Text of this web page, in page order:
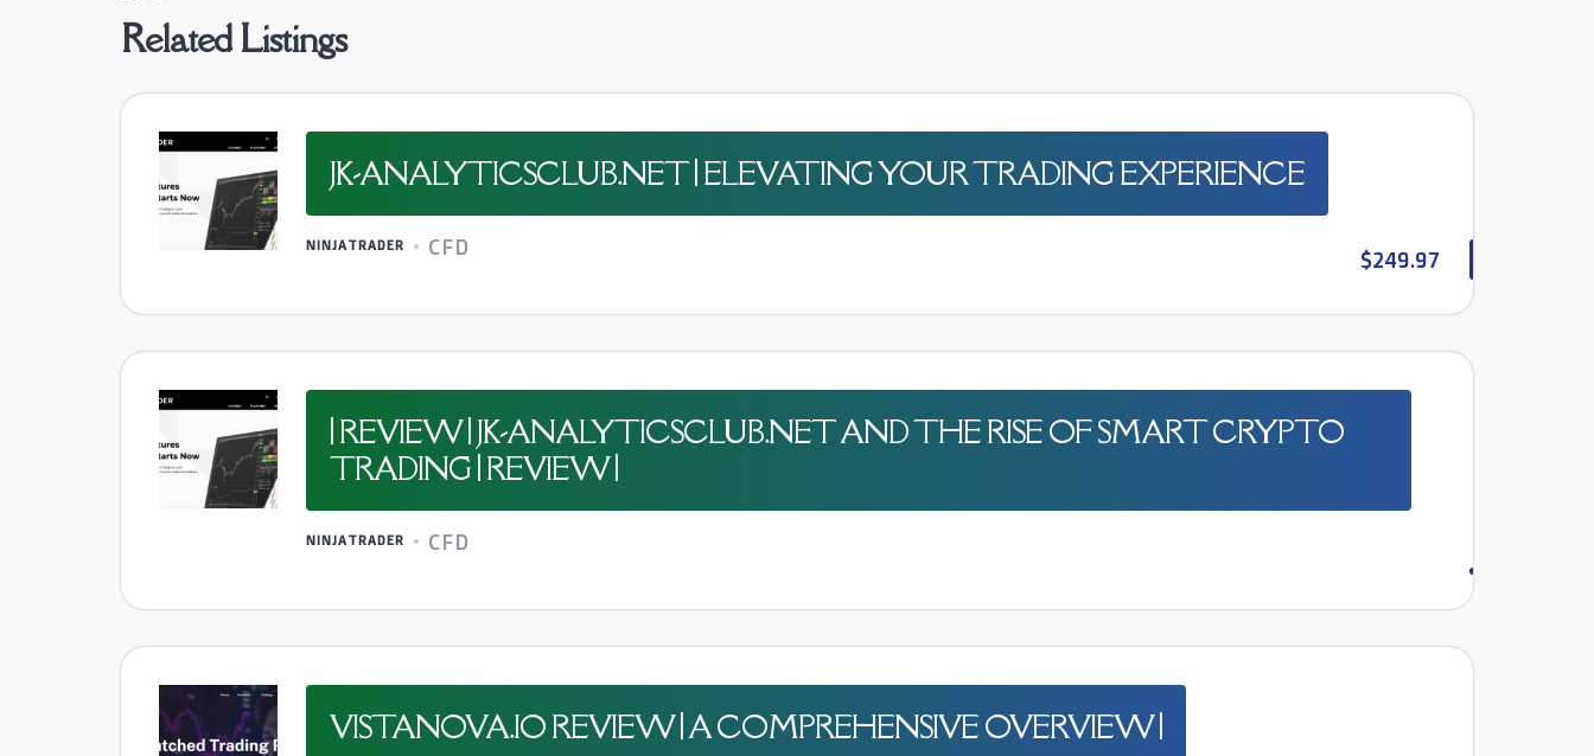
Related Listings
JK-ANALYTICSCLUB.NET | ELEVATING YOUR TRADING EXPERIENCE
NINJATRADER CFD
$249.97
| REVIEW | JK-ANALYTICSCLUB.NET AND THE RISE OF SMART CRYPTO
TRADING | REVIEW |
NINJATRADER CFD
VISTANOVA.IO REVIEW | A COMPREHENSIVE OVERVIEW |